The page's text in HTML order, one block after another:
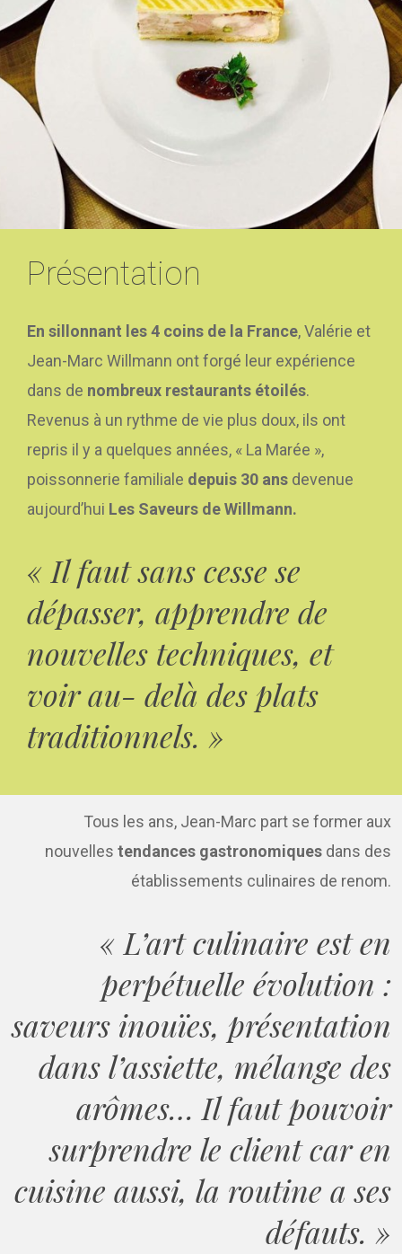
Présentation
En sillonnant les 4 coins de la France, Valérie et
Jean-Marc Willmann ont forgé leur expérience
dans de nombreux restaurants étoilés.
Revenus à un rythme de vie plus doux, ils ont
repris il y a quelques années, « La Marée »,
poissonnerie familiale depuis 30 ans devenue
aujourd’hui Les Saveurs de Willmann.
« Il faut sans cesse se
dépasser, apprendre de
nouvelles techniques, et
voir au- delà des plats
traditionnels. »
Tous les ans, Jean-Marc part se former aux
nouvelles tendances gastronomiquesdans des
établissements culinaires de renom.
« L’art culinaire est en
perpétuelle évolution :
saveurs inouïes, présentation
dans l’assiette, mélange des
arômes… Il faut pouvoir
surprendre le client car en
cuisine aussi, la routine a ses
défauts. »